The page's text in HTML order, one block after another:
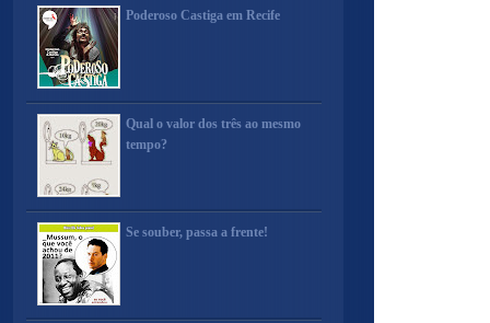
Poderoso Castiga em Recife
Qual o valor dos três ao mesmo
tempo?
Se souber, passa a frente!